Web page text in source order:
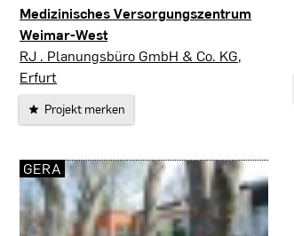
Medizinisches Versorgungszentrum
Weimar-West
Weimar
RJ . Planungsbüro GmbH & Co. KG,
Erfurt
Projekt merken
GERA